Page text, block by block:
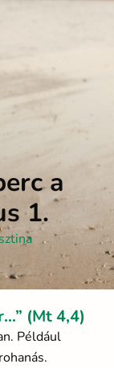
a
1.
(Mt 4,4)
Például